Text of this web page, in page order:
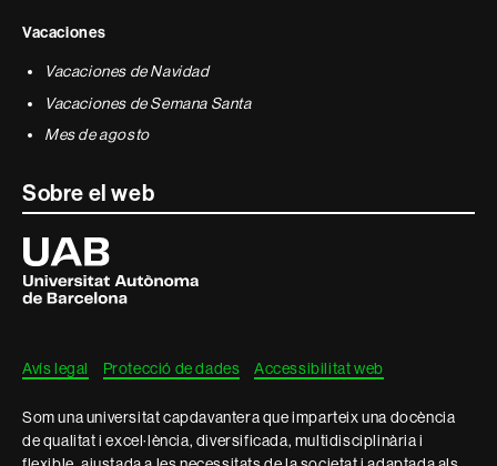
Vacaciones
Vacaciones de Navidad
Vacaciones de Semana Santa
Mes de agosto
Sobre el web
Universitat
Autònoma
de
Barcelona
Avís legal Protecció de dades Accessibilitat web
Som una universitat capdavantera que imparteix una docència
de qualitat i excel·lència, diversificada, multidisciplinària i